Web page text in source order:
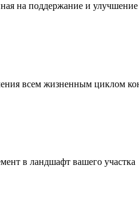
на поддержание и улучшение
всем жизненным циклом
в ландшафт вашего участка